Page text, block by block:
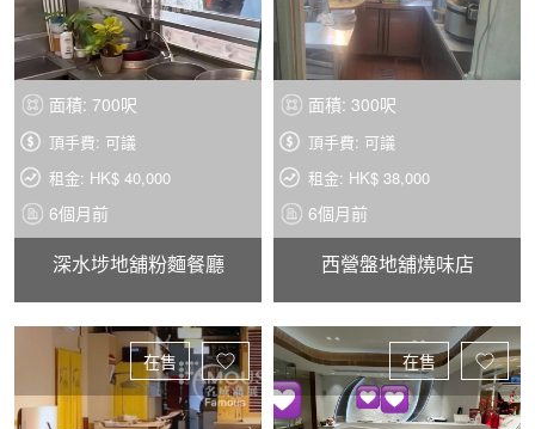
面積: 700呎
頂手費: 可議
租金: HK$ 40,000
6個月前
深水埗地舖粉麵餐廳
面積: 300呎
頂手費: 可議
租金: HK$ 38,000
6個月前
西營盤地舖燒味店
在售 在售